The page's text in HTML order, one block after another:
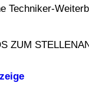
Techniker-
ZUM